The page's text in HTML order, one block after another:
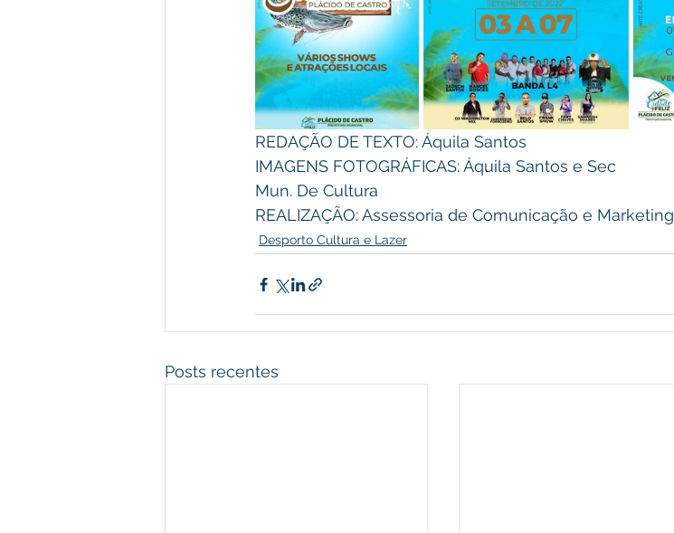
REDAÇÃO DE TEXTO: Áquila Santos
IMAGENS FOTOGRÁFICAS: Áquila Santos e Sec
Mun. De Cultura
REALIZAÇÃO: Assessoria de Comunicação e Marketing
Desporto Cultura e Lazer
Posts recentes